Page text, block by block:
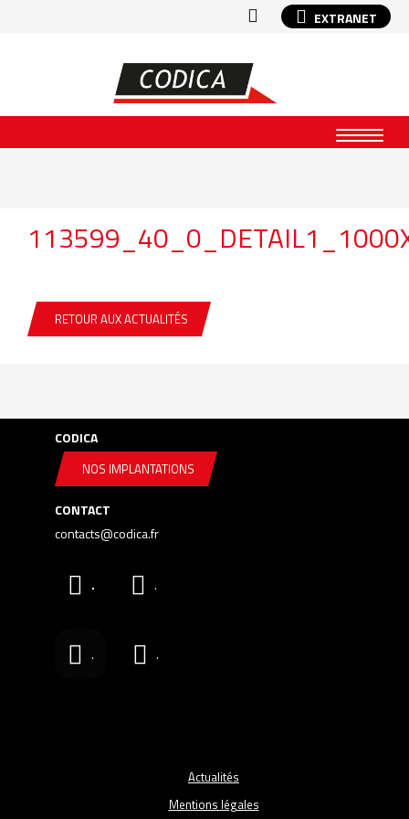
EXTRANET
RETOUR AUX ACTUALITÉS
CODICA
NOS IMPLANTATIONS
CONTACT
contacts@codica.fr
. .
. .
Actualités
Mentions légales